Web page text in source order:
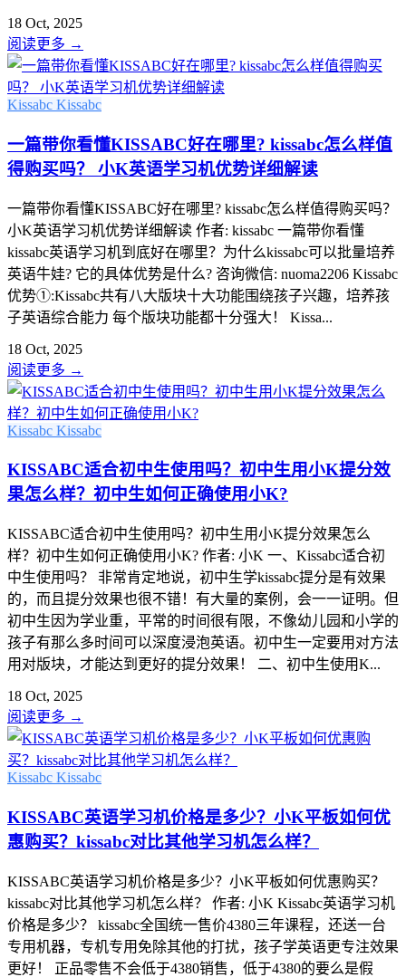
18 Oct, 2025
阅读更多 →
Kissabc Kissabc
一篇带你看懂KISSABC好在哪里? kissabc怎么样值
得购买吗？ 小K英语学习机优势详细解读
一篇带你看懂KISSABC好在哪里? kissabc怎么样值得购买吗？
小K英语学习机优势详细解读 作者: kissabc 一篇带你看懂
kissabc英语学习机到底好在哪里？为什么kissabc可以批量培养
英语牛娃? 它的具体优势是什么? 咨询微信: nuoma2206 Kissabc
优势①:Kissabc共有八大版块十大功能围绕孩子兴趣，培养孩
子英语综合能力 每个版块功能都十分强大！ Kissa...
18 Oct, 2025
阅读更多 →
Kissabc Kissabc
KISSABC适合初中生使用吗？初中生用小K提分效
果怎么样？初中生如何正确使用小K?
KISSABC适合初中生使用吗？初中生用小K提分效果怎么
样？初中生如何正确使用小K? 作者: 小K 一、Kissabc适合初
中生使用吗？ 非常肯定地说，初中生学kissabc提分是有效果
的，而且提分效果也很不错！有大量的案例，会一一证明。但
初中生因为学业重，平常的时间很有限，不像幼儿园和小学的
孩子有那么多时间可以深度浸泡英语。初中生一定要用对方法
用对版块，才能达到更好的提分效果！ 二、初中生使用K...
18 Oct, 2025
阅读更多 →
Kissabc Kissabc
KISSABC英语学习机价格是多少？小K平板如何优
惠购买？kissabc对比其他学习机怎么样？
KISSABC英语学习机价格是多少？小K平板如何优惠购买？
kissabc对比其他学习机怎么样？ 作者: 小K Kissabc英语学习机
价格是多少？ kissabc全国统一售价4380三年课程，还送一台
专用机器，专机专用免除其他的打扰，孩子学英语更专注效果
更好！ 正品零售不会低于4380销售，低于4380的要么是假